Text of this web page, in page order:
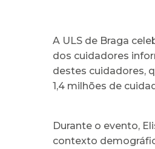
A ULS de Braga
dos cuidadores
destes cuidadores,
1,4 milhões de
Durante o evento,
contexto